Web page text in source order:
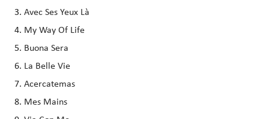
Avec Ses Yeux Là
My Way Of Life
Buona Sera
La Belle Vie
Acercatemas
Mes Mains